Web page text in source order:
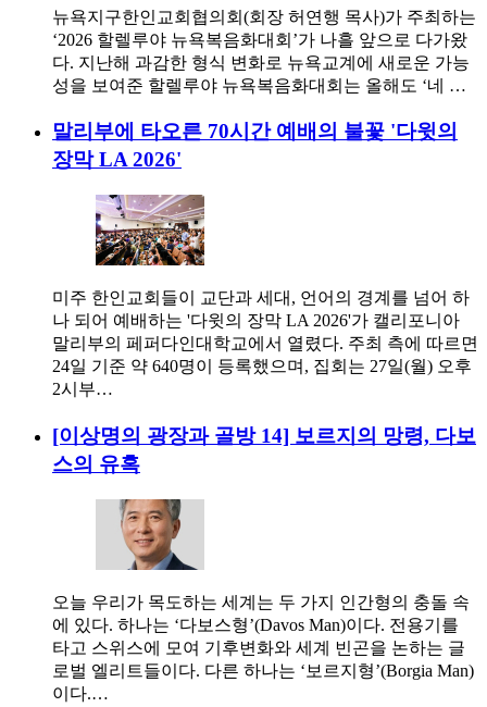
뉴욕지구한인교회협의회(회장 허연행 목사)가 주최하는
‘2026 할렐루야 뉴욕복음화대회’가 나흘 앞으로 다가왔
다. 지난해 과감한 형식 변화로 뉴욕교계에 새로운 가능
성을 보여준 할렐루야 뉴욕복음화대회는 올해도 ‘네 …
말리부에 타오른 70시간 예배의 불꽃 '다윗의
장막 LA 2026'
미주 한인교회들이 교단과 세대, 언어의 경계를 넘어 하
나 되어 예배하는 '다윗의 장막 LA 2026'가 캘리포니아
말리부의 페퍼다인대학교에서 열렸다. 주최 측에 따르면
24일 기준 약 640명이 등록했으며, 집회는 27일(월) 오후
2시부…
[이상명의 광장과 골방 14] 보르지의 망령, 다보
스의 유혹
오늘 우리가 목도하는 세계는 두 가지 인간형의 충돌 속
에 있다. 하나는 ‘다보스형’(Davos Man)이다. 전용기를
타고 스위스에 모여 기후변화와 세계 빈곤을 논하는 글
로벌 엘리트들이다. 다른 하나는 ‘보르지형’(Borgia Man)
이다.…